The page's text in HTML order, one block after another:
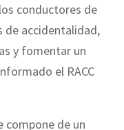
conductores de
de accidentalidad,
y fomentar un
el RACC
compone de un